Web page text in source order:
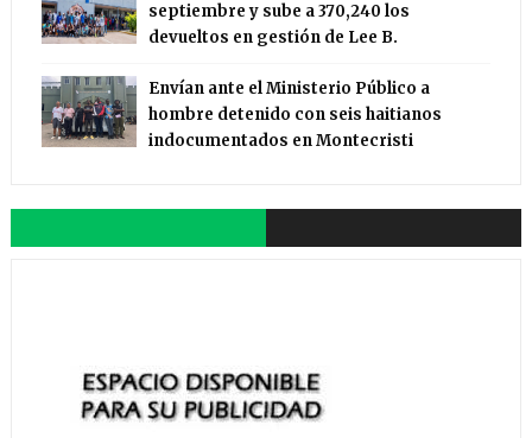
septiembre y sube a 370,240 los
devueltos en gestión de Lee B.
Envían ante el Ministerio Público a
hombre detenido con seis haitianos
indocumentados en Montecristi